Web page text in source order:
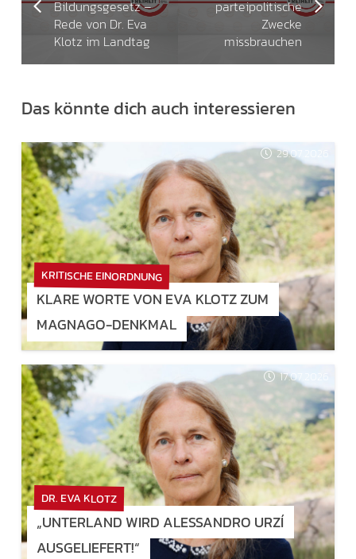
Bildungsgesetz –
Rede von Dr. Eva
Klotz im Landtag
parteipolitische
Zwecke
missbrauchen
Das könnte dich auch interessieren
29.07.2026
KRITISCHE EINORDNUNG
KLARE WORTE VON EVA KLOTZ ZUM
MAGNAGO-DENKMAL
17.07.2026
DR. EVA KLOTZ
„UNTERLAND WIRD ALESSANDRO URZÍ
AUSGELIEFERT!“